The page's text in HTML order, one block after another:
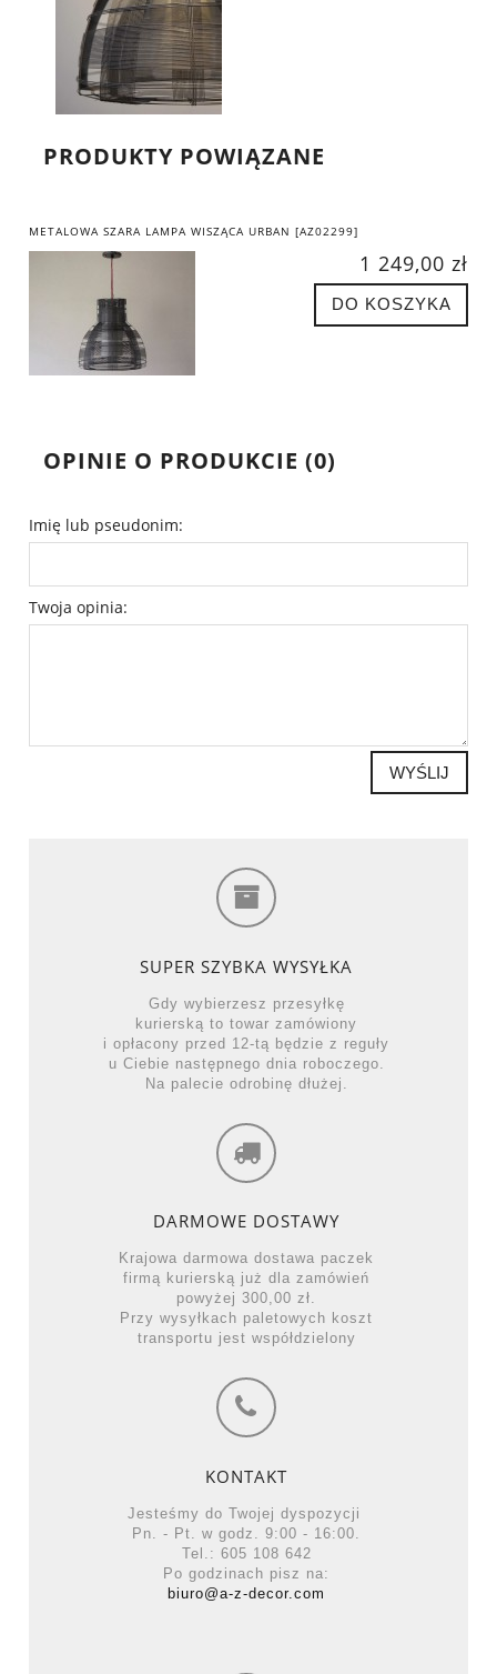
PRODUKTY POWIĄZANE
METALOWA SZARA LAMPA WISZĄCA URBAN [AZ02299]
1 249,00 zł
DO KOSZYKA
OPINIE O PRODUKCIE (0)
Imię lub pseudonim:
Twoja opinia:
WYŚLIJ
SUPER SZYBKA WYSYŁKA
Gdy wybierzesz przesyłkę
kurierską to towar zamówiony
i opłacony przed 12-tą będzie z reguły
u Ciebie następnego dnia roboczego.
Na palecie odrobinę dłużej.
DARMOWE DOSTAWY
Krajowa darmowa dostawa paczek
firmą kurierską już dla zamówień
powyżej 300,00 zł.
Przy wysyłkach paletowych koszt
transportu jest współdzielony
KONTAKT
Jesteśmy do Twojej dyspozycji
Pn. - Pt. w godz. 9:00 - 16:00.
Tel.: 605 108 642
Po godzinach pisz na:
biuro@a-z-decor.com